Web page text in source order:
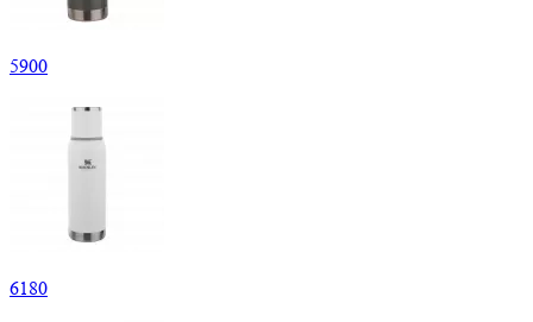
5900
6180